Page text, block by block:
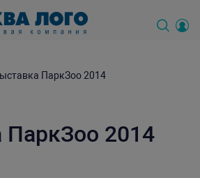
ПаркЗоо 2014
ПаркЗоо 2014